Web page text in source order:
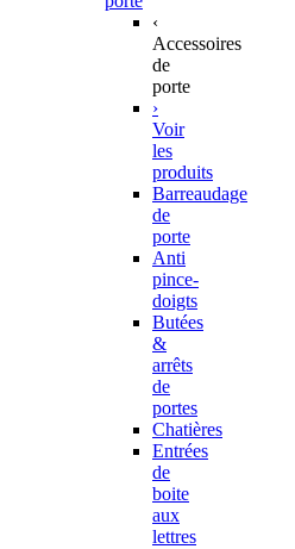
‹
Accessoires
de
porte
›
Voir
les
produits
Barreaudage
de
porte
Anti
pince-
doigts
Butées
&
arrêts
de
portes
Chatières
Entrées
de
boite
aux
lettres